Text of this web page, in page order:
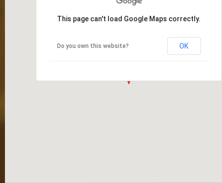
This page can't load Google Maps correctly.
Do you own this website? OK